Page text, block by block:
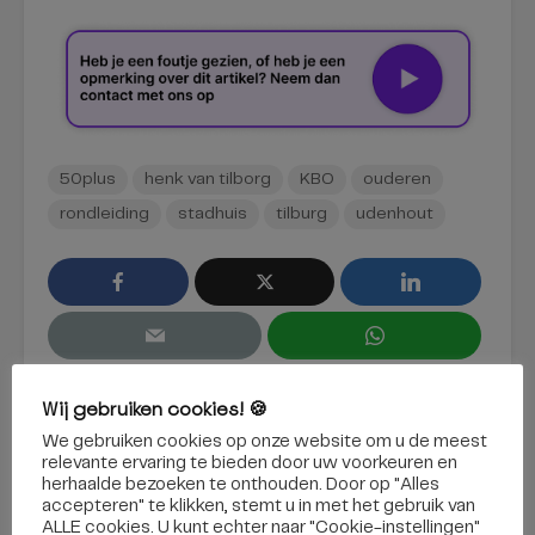
50plus henk van tilborg KBO ouderen
rondleiding stadhuis tilburg udenhout
Wij gebruiken cookies! 🍪
We gebruiken cookies op onze website om u de meest
relevante ervaring te bieden door uw voorkeuren en
herhaalde bezoeken te onthouden. Door op "Alles
accepteren" te klikken, stemt u in met het gebruik van
ALLE cookies. U kunt echter naar "Cookie-instellingen"